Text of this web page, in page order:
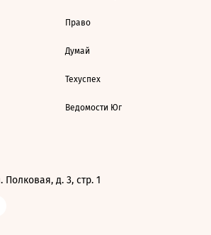
Право
Думай
Техуспех
Ведомости Юг
Полковая, д. 3, стр. 1